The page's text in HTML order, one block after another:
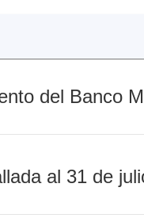
del Banco
al 31 de